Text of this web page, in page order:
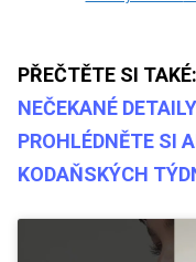
PŘEČTĚTE SI TAKÉ:
NEČEKANÉ
PROHLÉDNĚTE SI
KODAŇSKÝCH